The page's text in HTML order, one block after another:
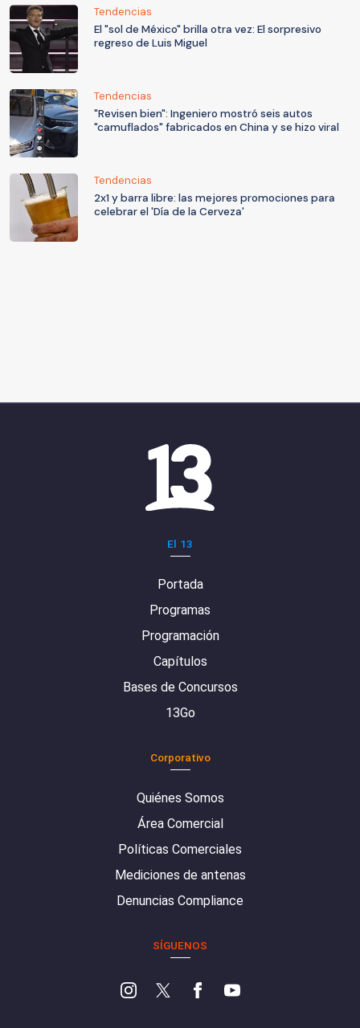
Tendencias
El "sol de México" brilla otra vez: El sorpresivo
regreso de Luis Miguel
Tendencias
"Revisen bien": Ingeniero mostró seis autos
"camuflados" fabricados en China y se hizo viral
Tendencias
2x1 y barra libre: las mejores promociones para
celebrar el 'Día de la Cerveza'
El 13
Portada
Programas
Programación
Capítulos
Bases de Concursos
13Go
Corporativo
Quiénes Somos
Área Comercial
Políticas Comerciales
Mediciones de antenas
Denuncias Compliance
SÍGUENOS